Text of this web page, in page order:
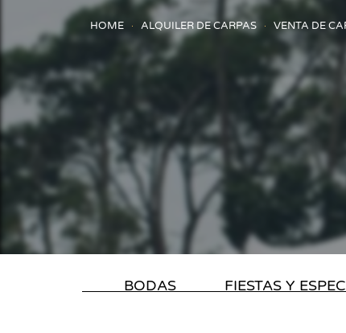
HOME ALQUILER DE CARPAS VENTA DE
BODAS FIESTAS Y